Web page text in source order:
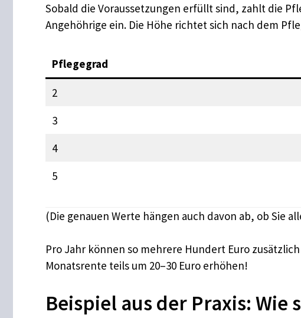
Sobald die Voraussetzungen erfüllt sind, zahlt die
Angehöhrige ein. Die Höhe richtet sich nach dem
Pflegegrad
2
3
4
5
(Die genauen Werte hängen auch davon ab, ob Sie
Pro Jahr können so mehrere Hundert Euro
Monatsrente teils um 20–30 Euro erhöhen!
Beispiel aus der Praxis: